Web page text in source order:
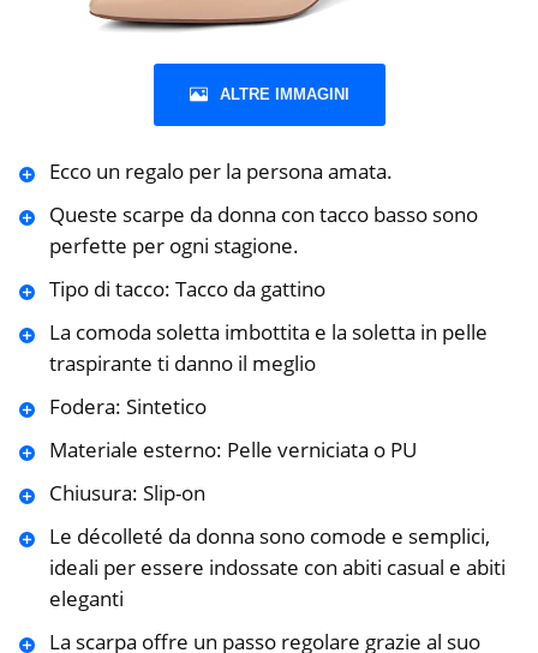
ALTRE IMMAGINI
Ecco un regalo per la persona amata.
Queste scarpe da donna con tacco basso sono
perfette per ogni stagione.
Tipo di tacco: Tacco da gattino
La comoda soletta imbottita e la soletta in pelle
traspirante ti danno il meglio
Fodera: Sintetico
Materiale esterno: Pelle verniciata o PU
Chiusura: Slip-on
Le décolleté da donna sono comode e semplici,
ideali per essere indossate con abiti casual e abiti
eleganti
La scarpa offre un passo regolare grazie al suo